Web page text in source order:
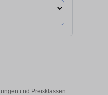
und Preisklassen